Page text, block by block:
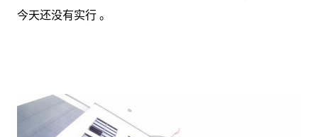
今天还没有实行 。